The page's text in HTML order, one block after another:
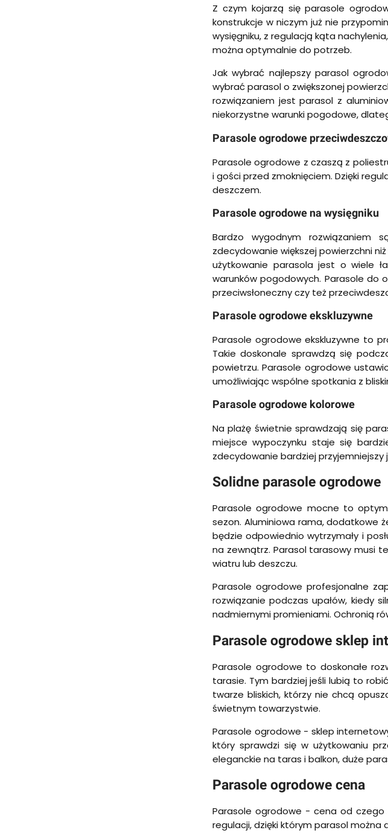
Z czym kojarzą się parasole
konstrukcje w niczym już nie
wysięgniku, z regulacją kąta
można optymalnie do potrzeb.
Jak wybrać najlepszy parasol
wybrać parasol o zwiększonej
rozwiązaniem jest parasol z
niekorzystne warunki pogodowe,
Parasole ogrodowe
Parasole ogrodowe z czaszą z
i gości przed zmoknięciem. Dzięki
deszczem.
Parasole ogrodowe na wysięgniku
Bardzo wygodnym rozwiązaniem
zdecydowanie większej powierzchni
użytkowanie parasola jest o wiele
warunków pogodowych. Parasole do
przeciwsłoneczny czy też
Parasole ogrodowe ekskluzywne
Parasole ogrodowe ekskluzywne to
Takie doskonale sprawdzą się
powietrzu. Parasole ogrodowe
umożliwiając wspólne spotkania z
Parasole ogrodowe kolorowe
Na plażę świetnie sprawdzają się
miejsce wypoczynku staje się
zdecydowanie bardziej przyjemniejszy
Solidne parasole ogrodowe
Parasole ogrodowe mocne to
sezon. Aluminiowa rama, dodatkowe
będzie odpowiednio wytrzymały i
na zewnątrz. Parasol tarasowy musi
wiatru lub deszczu.
Parasole ogrodowe profesjonalne
rozwiązanie podczas upałów, kiedy
nadmiernymi promieniami. Ochronią
Parasole ogrodowe sklep
Parasole ogrodowe to doskonałe
tarasie. Tym bardziej jeśli lubią to
twarze bliskich, którzy nie chcą
świetnym towarzystwie.
Parasole ogrodowe - sklep
który sprawdzi się w użytkowaniu
eleganckie na taras i balkon, duże
Parasole ogrodowe cena
Parasole ogrodowe - cena od czego
regulacji, dzięki którym parasol można